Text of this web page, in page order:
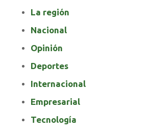
La región
Nacional
Opinión
Deportes
Internacional
Empresarial
Tecnología